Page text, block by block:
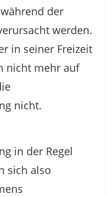
der
werden.
in seiner Freizeit
nicht mehr auf
nicht.
in der Regel
sich also